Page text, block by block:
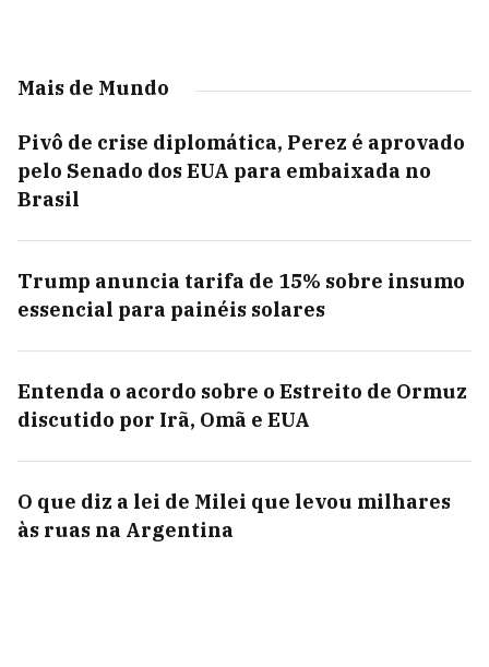
Mais de Mundo
Pivô de crise diplomática, Perez é aprovado
pelo Senado dos EUA para embaixada no
Brasil
Trump anuncia tarifa de 15% sobre insumo
essencial para painéis solares
Entenda o acordo sobre o Estreito de Ormuz
discutido por Irã, Omã e EUA
O que diz a lei de Milei que levou milhares
às ruas na Argentina